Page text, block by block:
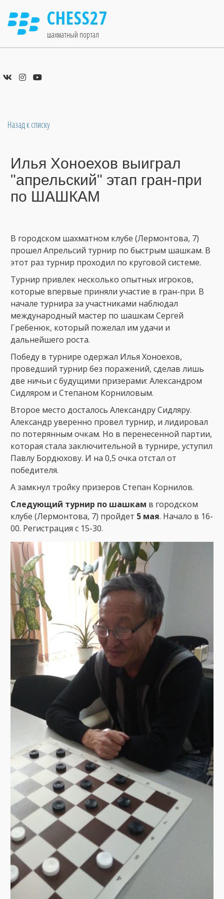
CHESS27
шахматный портал
Назад к списку
Илья Хоноехов выиграл
"апрельский" этап гран-при
по ШАШКАМ
В городском шахматном клубе (Лермонтова, 7)
прошел Апрельсий турнир по быстрым шашкам. В
этот раз турнир проходил по круговой системе.
Турнир привлек несколько опытных игроков,
которые впервые приняли участие в гран-при. В
начале турнира за участниками наблюдал
международный мастер по шашкам Сергей
Гребенюк, который пожелал им удачи и
дальнейшего роста.
Победу в турнире одержал Илья Хоноехов,
проведший турнир без поражений, сделав лишь
две ничьи с будущими призерами: Александром
Сидляром и Степаном Корниловым.
Второе место досталось Александру Сидляру.
Александр уверенно провел турнир, и лидировал
по потерянным очкам. Но в перенесенной партии,
которая стала заключительной в турнире, уступил
Павлу Бордюхову. И на 0,5 очка отстал от
победителя.
А замкнул тройку призеров Степан Корнилов.
Следующий турнир по шашкам в городском
клубе (Лермонтова, 7) пройдет 5 мая. Начало в 16-
00. Регистрация с 15-30.